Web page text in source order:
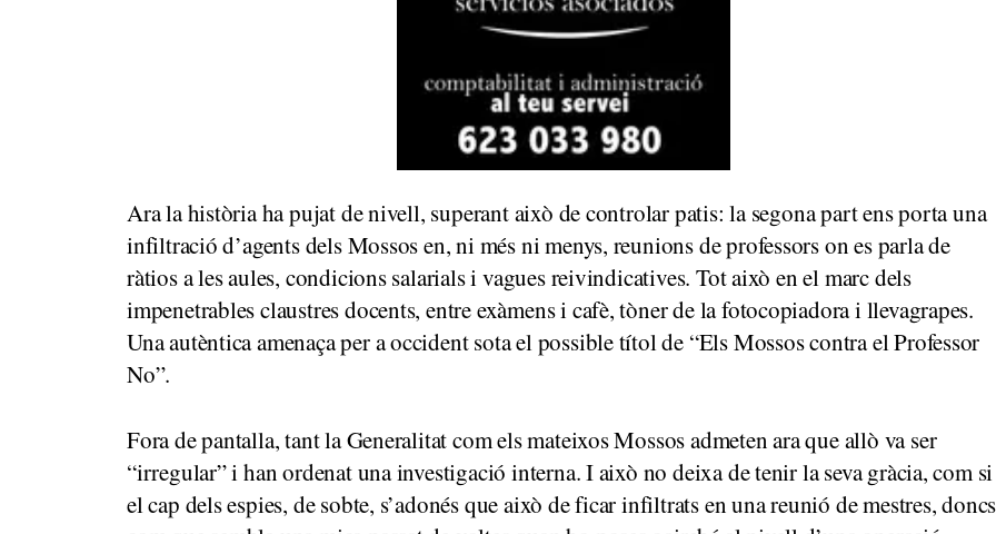
Ara la història ha pujat de nivell, superant això de controlar patis: la segona part ens porta una
infiltració d’agents dels Mossos en, ni més ni menys, reunions de professors on es parla de
ràtios a les aules, condicions salarials i vagues reivindicatives. Tot això en el marc dels
impenetrables claustres docents, entre exàmens i cafè, tòner de la fotocopiadora i llevagrapes.
Una autèntica amenaça per a occident sota el possible títol de “Els Mossos contra el Professor
No”.
Fora de pantalla, tant la Generalitat com els mateixos Mossos admeten ara que allò va ser
“irregular” i han ordenat una investigació interna. I això no deixa de tenir la seva gràcia, com si
el cap dels espies, de sobte, s’adonés que això de ficar infiltrats en una reunió de mestres, doncs